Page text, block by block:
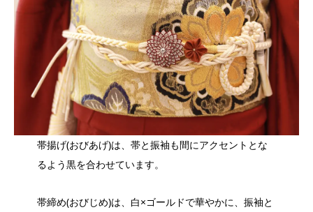
帯揚げ(おびあげ)は、帯と振袖も間にアクセントとな
るよう黒を合わせています。
帯締め(おびじめ)は、白×ゴールドで華やかに、振袖と